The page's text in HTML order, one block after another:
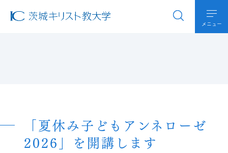
メニュー
「夏休み子どもアンネローゼ
2026」を開講します